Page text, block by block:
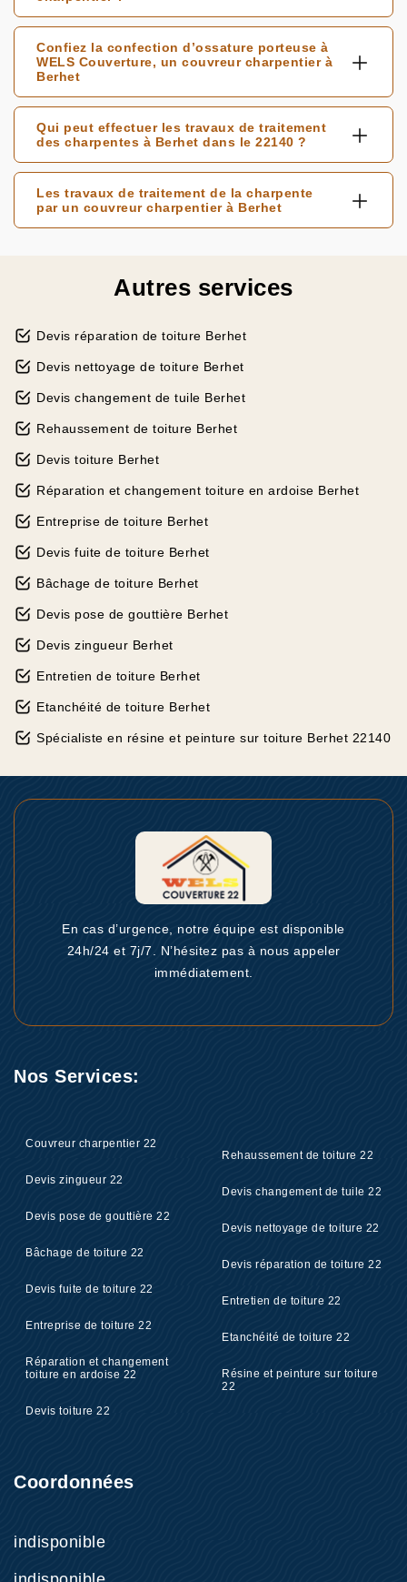
Confiez la confection d’ossature porteuse à
WELS Couverture, un couvreur charpentier à
Berhet
Qui peut effectuer les travaux de traitement
des charpentes à Berhet dans le 22140 ?
Les travaux de traitement de la charpente
par un couvreur charpentier à Berhet
Autres services
Devis réparation de toiture Berhet
Devis nettoyage de toiture Berhet
Devis changement de tuile Berhet
Rehaussement de toiture Berhet
Devis toiture Berhet
Réparation et changement toiture en ardoise Berhet
Entreprise de toiture Berhet
Devis fuite de toiture Berhet
Bâchage de toiture Berhet
Devis pose de gouttière Berhet
Devis zingueur Berhet
Entretien de toiture Berhet
Etanchéité de toiture Berhet
Spécialiste en résine et peinture sur toiture Berhet 22140
En cas d’urgence, notre équipe est disponible
24h/24 et 7j/7. N’hésitez pas à nous appeler
immédiatement.
Nos Services:
Couvreur charpentier 22
Devis zingueur 22
Devis pose de gouttière 22
Bâchage de toiture 22
Devis fuite de toiture 22
Entreprise de toiture 22
Réparation et changement
toiture en ardoise 22
Devis toiture 22
Rehaussement de toiture 22
Devis changement de tuile 22
Devis nettoyage de toiture 22
Devis réparation de toiture 22
Entretien de toiture 22
Etanchéité de toiture 22
Résine et peinture sur toiture
22
Coordonnées
indisponible